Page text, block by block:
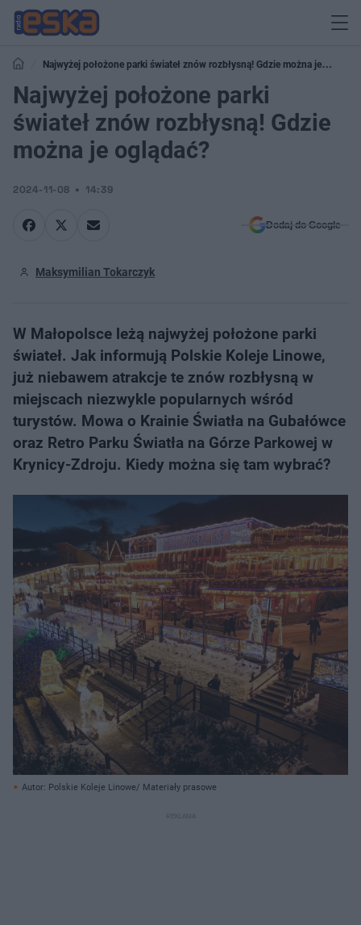
Najwyżej położone parki świateł znów rozbłysną! Gdzie można je
oglądać?
Najwyżej położone parki
świateł znów rozbłysną! Gdzie
można je oglądać?
2024-11-08 14:39
Dodaj do Google
Maksymilian Tokarczyk
W Małopolsce leżą najwyżej położone parki
świateł. Jak informują Polskie Koleje Linowe,
już niebawem atrakcje te znów rozbłysną w
miejscach niezwykle popularnych wśród
turystów. Mowa o Krainie Światła na Gubałówce
oraz Retro Parku Światła na Górze Parkowej w
Krynicy-Zdroju. Kiedy można się tam wybrać?
Autor: Polskie Koleje Linowe/ Materiały prasowe